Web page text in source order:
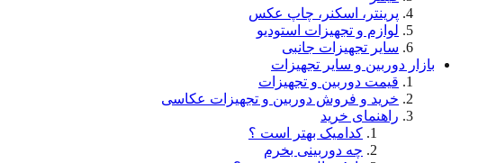
پرینتر، اسکنر، چاپ عکس
لوازم و تجهيزات استودیو
سایر تجهیزات جانبی
بازار دوربین و سایر تجهیزات
قیمت دوربین و تجهیزات
خرید و فروش دوربین و تجهیزات عکاسی
راهنمای خرید
کدامیک بهتر است ؟
چه دوربینی بخرم